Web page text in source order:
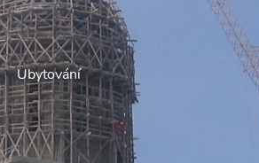
Ubytování